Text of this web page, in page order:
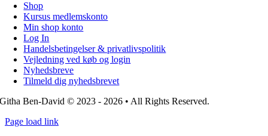
Shop
Kursus medlemskonto
Min shop konto
Log In
Handelsbetingelser & privatlivspolitik
Vejledning ved køb og login
Nyhedsbreve
Tilmeld dig nyhedsbrevet
Githa Ben-David © 2023 - 2026 • All Rights Reserved.
Page load link